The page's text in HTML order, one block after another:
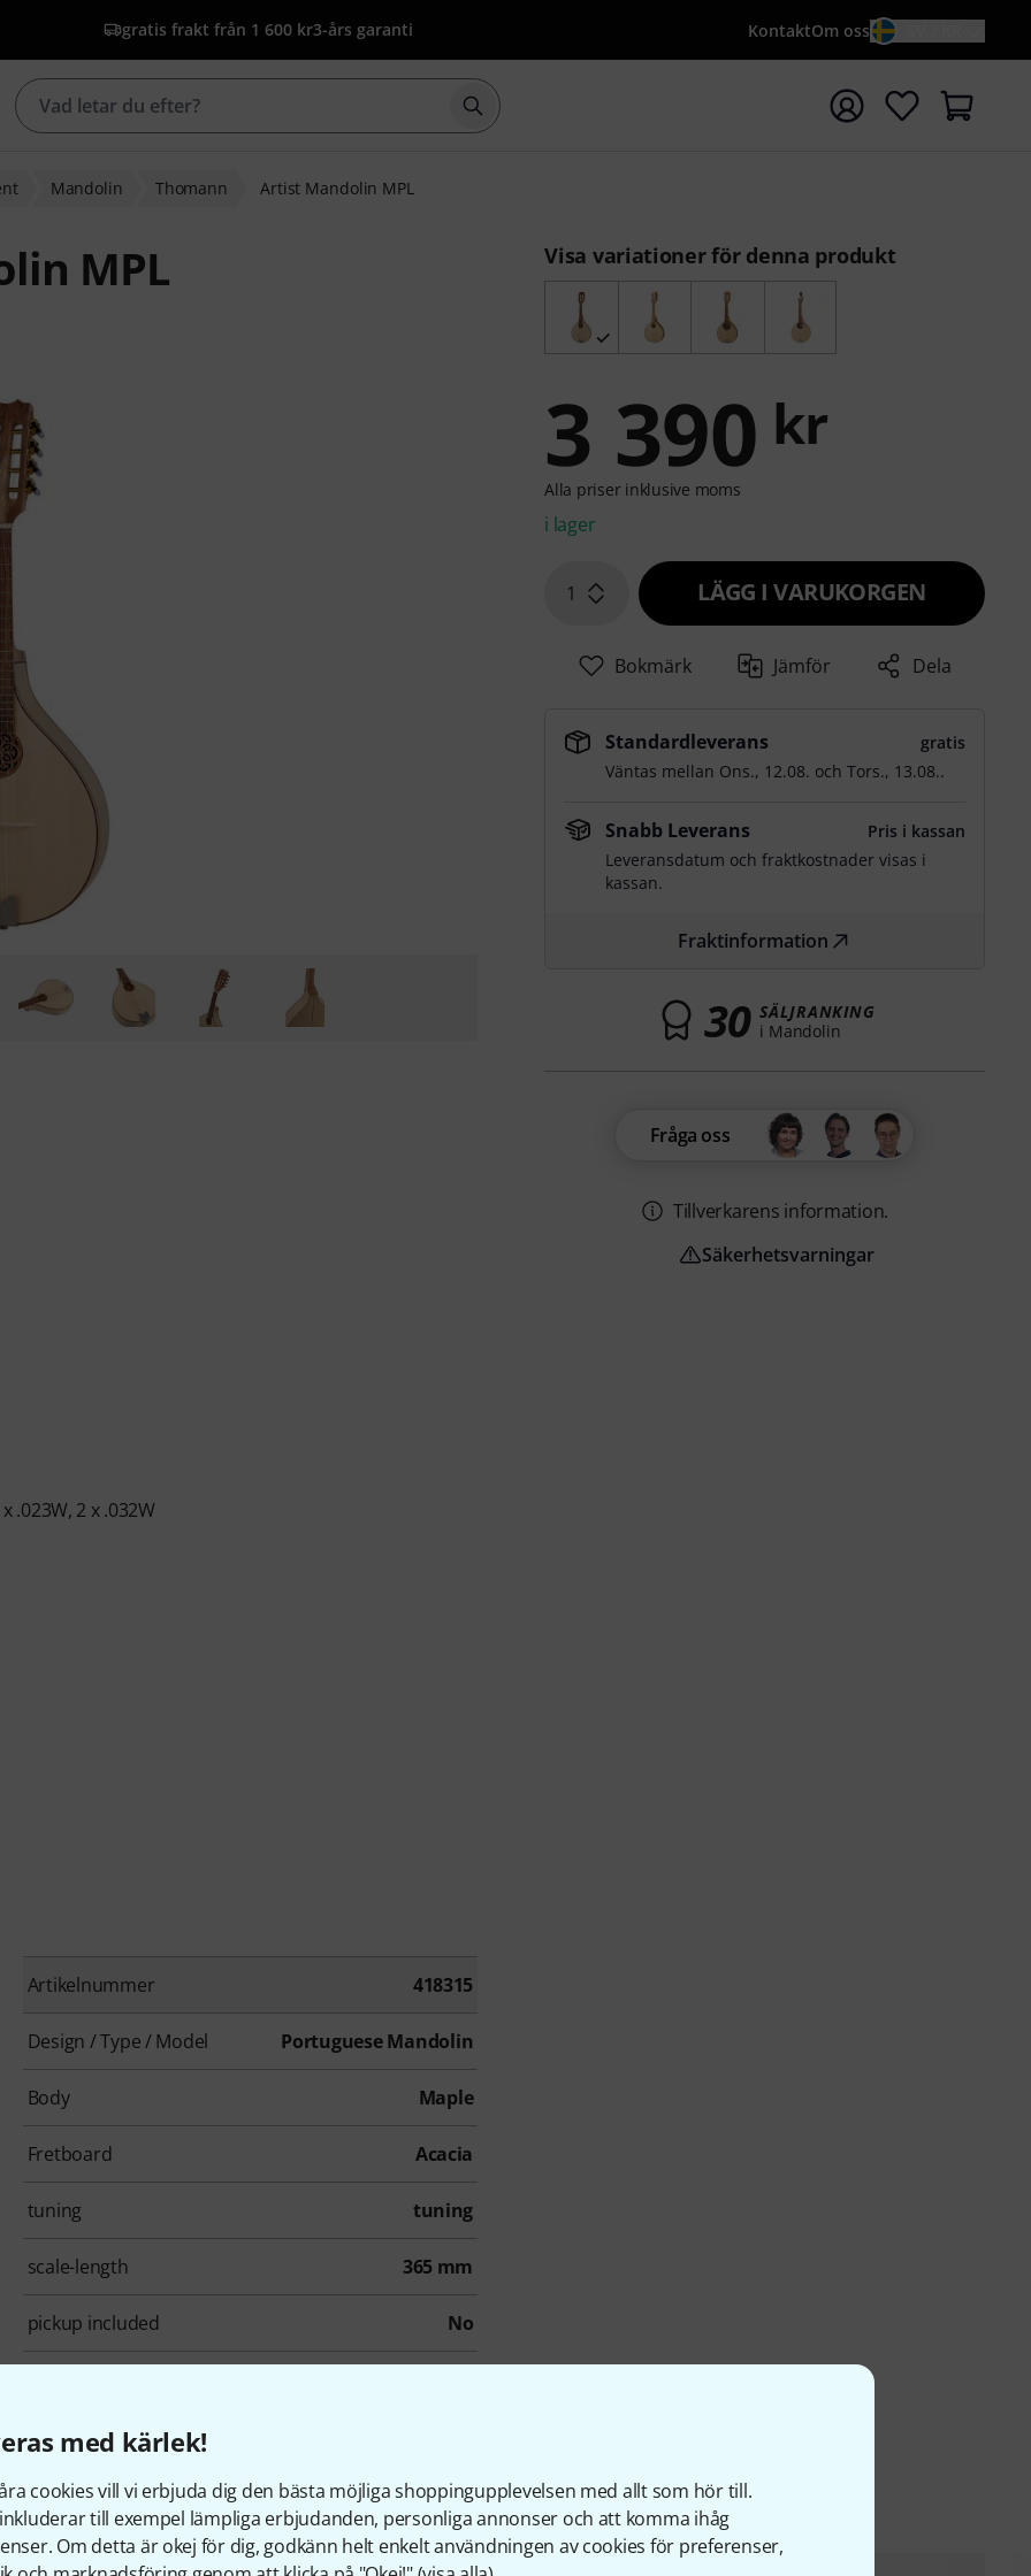
med kärlek!
cookies vill vi erbjuda dig den bästa möjliga shoppingupplevelsen med allt som hör till.
till exempel lämpliga erbjudanden, personliga annonser och att komma ihåg
Om detta är okej för dig, godkänn helt enkelt användningen av cookies för preferenser,
gratis frakt från 1 600 kr3-års garanti KontaktOm oss
Börja sökningen med söktermen {searchTerm}
Mandolin Thomann Artist Mandolin MPL
MPL
.023W, 2 x .032W
Artikelnummer 418315
Design / Type / Model Portuguese Mandolin
Body Maple
Fretboard Acacia
tuning tuning
scale-length 365 mm
pickup included No
Visa variationer för denna produkt
3 390 kr
Alla priser inklusive moms
i lager
1 LÄGG I VARUKORGEN
Bokmärk Jämför Dela
Standardleverans
gratis
Väntas mellan Ons., 12.08. ochTors., 13.08..
Snabb Leverans
Pris i kassan
Leveransdatum och fraktkostnader visas i
kassan.
Fraktinformation
30 SÄLJRANKING
i Mandolin
Fråga oss
Tillverkarens information.
Säkerhetsvarningar
& matchande produkter